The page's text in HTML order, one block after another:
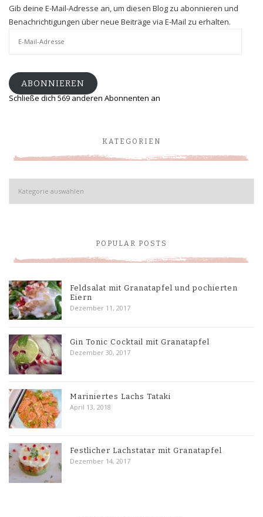
Gib deine E-Mail-Adresse an, um diesen Blog zu abonnieren und
Benachrichtigungen über neue Beiträge via E-Mail zu erhalten.
ABONNIEREN
Schließe dich 569 anderen Abonnenten an
KATEGORIEN
Kategorien
POPULAR POSTS
Feldsalat mit Granatapfel und pochierten
Eiern
Dezember 11, 2017
Gin Tonic Cocktail mit Granatapfel
Dezember 30, 2017
Mariniertes Lachs Tataki
April 13, 2018
Festlicher Lachstatar mit Granatapfel
Dezember 14, 2017